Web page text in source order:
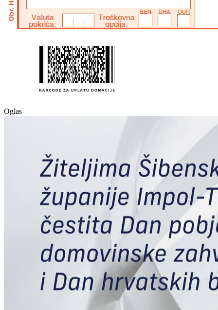
Oglas